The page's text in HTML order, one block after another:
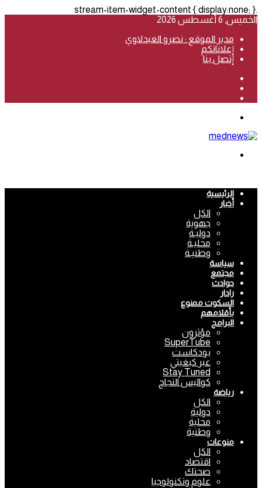
.stream-item-widget-content { display:none; }
الخميس, 6 أغسطس 2026
مدير الموقع : نصرو العبدلاوي
إعلاناتكم
إتصل بنا
الرئيسية
أخبار
الكل
جهوية
دوليـة
محليـة
وطنيـة
سياسة
مجتمع
حوادث
رادار
السكوت ممنوع
بأقلامهم
البرامج
مؤثرون
SuperTube
بودكاست
عبر كبغيتي
Stay Tuned
كواليس النجاح
رياضة
الكل
دولية
محلية
وطنية
منوعات
الكل
اقتصاد
صحتك
علوم وتكنولوجيا